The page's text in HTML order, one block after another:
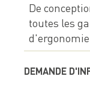
De
toutes les
DEMANDE